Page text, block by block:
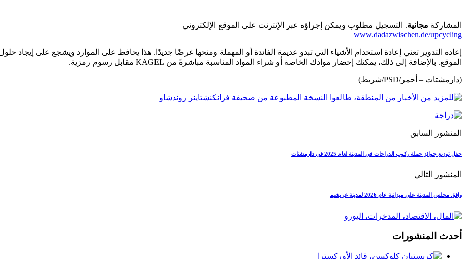
المشاركة مجانية. التسجيل مطلوب ويمكن إجراؤه عبر الإنترنت على الموقع الإلكتروني
www.dadazwischen.de/upcycling
إعادة التدوير تعني إعادة استخدام الأشياء التي تبدو عديمة الفائدة أو المهملة ومنحها غرضًا جديدًا. هذا يحافظ على الموارد ويشجع على إيجاد
الموقع. بالإضافة إلى ذلك، يمكنك إحضار موادك الخاصة أو شراء المواد المناسبة مباشرةً من KAGEL مقابل رسوم رمزية.
(دارمشتات – أحمر/PSD/شريط)
المنشور السابق
حفل توزيع جوائز حملة ركوب الدراجات في المدينة لعام 2025 في دارمشتات
المنشور التالي
وافق مجلس المدينة على ميزانية عام 2026 لمدينة غريشيم
أحدث المنشورات